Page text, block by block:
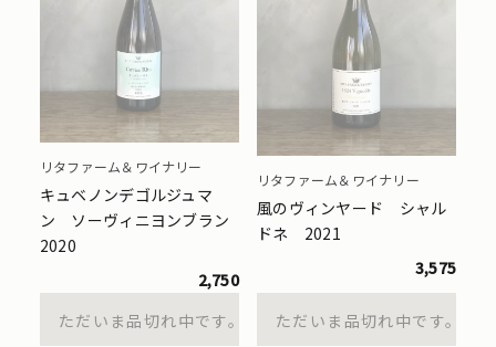
リタファーム＆ワイナリー
キュベノンデゴルジュマ
ン ソーヴィニヨンブラン
2020
2,750
ただいま品切れ中です。
リタファーム＆ワイナリー
風のヴィンヤード シャル
ドネ 2021
3,575
ただいま品切れ中です。